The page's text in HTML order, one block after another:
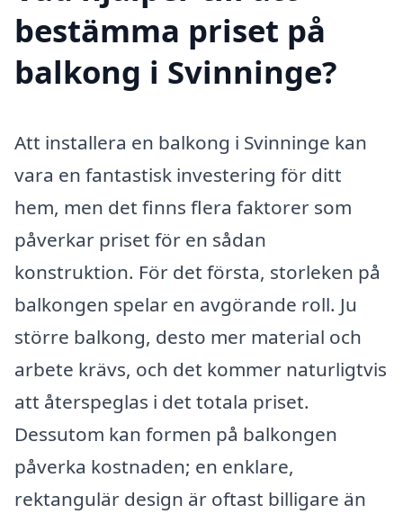
bestämma priset på
balkong i Svinninge?
Att installera en balkong i Svinninge kan
vara en fantastisk investering för ditt
hem, men det finns flera faktorer som
påverkar priset för en sådan
konstruktion. För det första, storleken på
balkongen spelar en avgörande roll. Ju
större balkong, desto mer material och
arbete krävs, och det kommer naturligtvis
att återspeglas i det totala priset.
Dessutom kan formen på balkongen
påverka kostnaden; en enklare,
rektangulär design är oftast billigare än